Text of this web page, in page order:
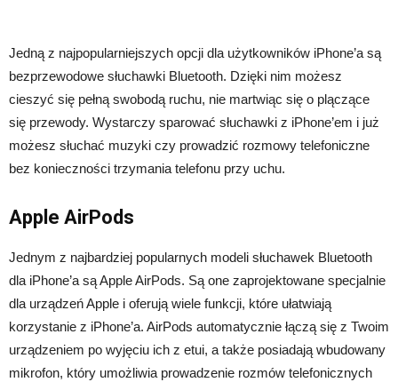
Jedną z najpopularniejszych opcji dla użytkowników iPhone’a są
bezprzewodowe słuchawki Bluetooth. Dzięki nim możesz
cieszyć się pełną swobodą ruchu, nie martwiąc się o plączące
się przewody. Wystarczy sparować słuchawki z iPhone’em i już
możesz słuchać muzyki czy prowadzić rozmowy telefoniczne
bez konieczności trzymania telefonu przy uchu.
Apple AirPods
Jednym z najbardziej popularnych modeli słuchawek Bluetooth
dla iPhone’a są Apple AirPods. Są one zaprojektowane specjalnie
dla urządzeń Apple i oferują wiele funkcji, które ułatwiają
korzystanie z iPhone’a. AirPods automatycznie łączą się z Twoim
urządzeniem po wyjęciu ich z etui, a także posiadają wbudowany
mikrofon, który umożliwia prowadzenie rozmów telefonicznych